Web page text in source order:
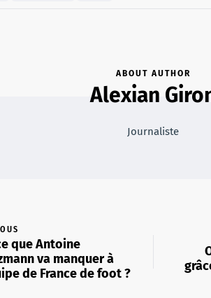
ABOUT AUTHOR
Alexian
Journaliste
que Antoine
va manquer à
de France de foot ?